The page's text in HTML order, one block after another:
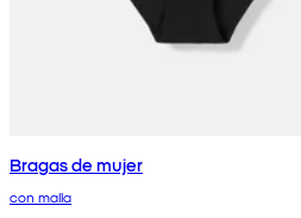
Bragas de mujer
con malla